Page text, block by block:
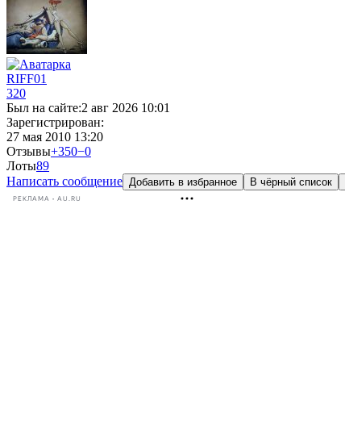
RIFF01
320
Был на сайте:2 авг 2026 10:01
Зарегистрирован:
27 мая 2010 13:20
Отзывы+350−0
Лоты89
Написать сообщение Добавить в избранное В чёрный список
РЕКЛАМА • AU.RU